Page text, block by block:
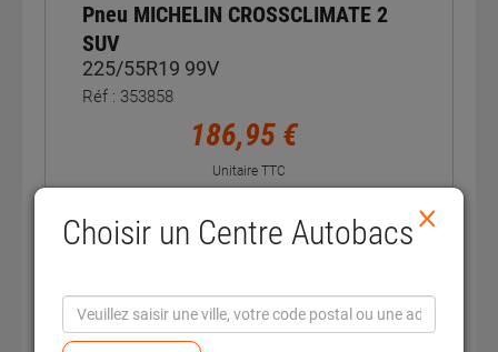
×
Choisir un Centre Autobacs
Pneu MICHELIN CROSSCLIMATE 2
SUV
225/55R19 99V
Réf : 353858
186,95 €
Unitaire TTC